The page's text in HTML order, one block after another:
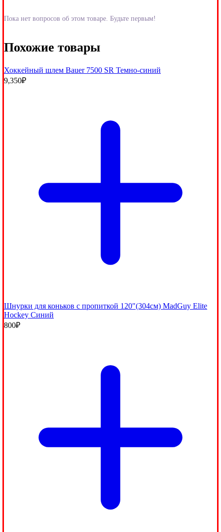
Пока нет вопросов об этом товаре. Будьте первым!
Похожие товары
Хоккейный шлем Bauer 7500 SR Темно-синий
9,350₽
Шнурки для коньков с пропиткой 120"(304см) MadGuy Elite
Hockey Синий
800₽